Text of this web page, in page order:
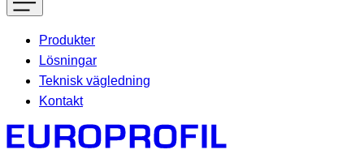
Produkter
Lösningar
Teknisk vägledning
Kontakt